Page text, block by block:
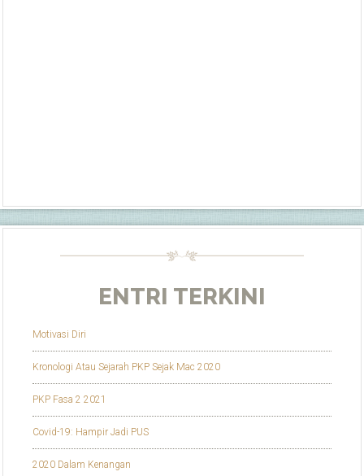
ENTRI TERKINI
Motivasi Diri
Kronologi Atau Sejarah PKP Sejak Mac 2020
PKP Fasa 2 2021
Covid-19: Hampir Jadi PUS
2020 Dalam Kenangan